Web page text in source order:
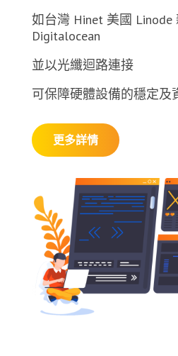
如台灣 Hinet 美國 Linode
Digitalocean
並以光纖迴路連接
可保障硬體設備的穩定及
更多詳情